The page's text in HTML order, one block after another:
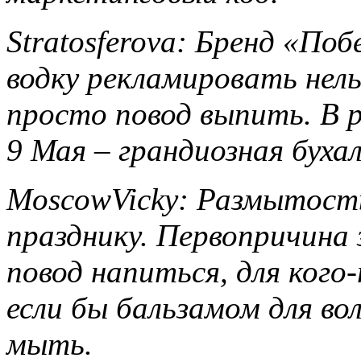
Stratosferova: Бренд
водку рекламировать
просто повод выпить. В
9 Мая – грандиозная
MoscowVicky:
празднику.
повод напиться, для
если бы бальзамом для
мыть.